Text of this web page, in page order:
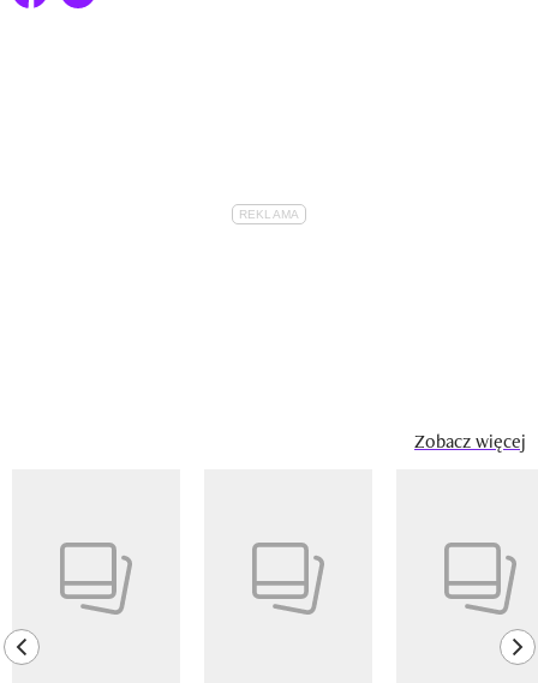
Zobacz więcej
previous element